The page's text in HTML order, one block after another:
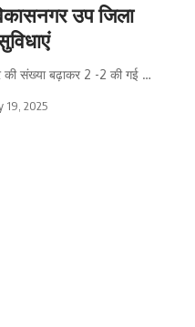
उप जिला
की संख्या बढ़ाकर 2 -2 की गई …
19, 2025